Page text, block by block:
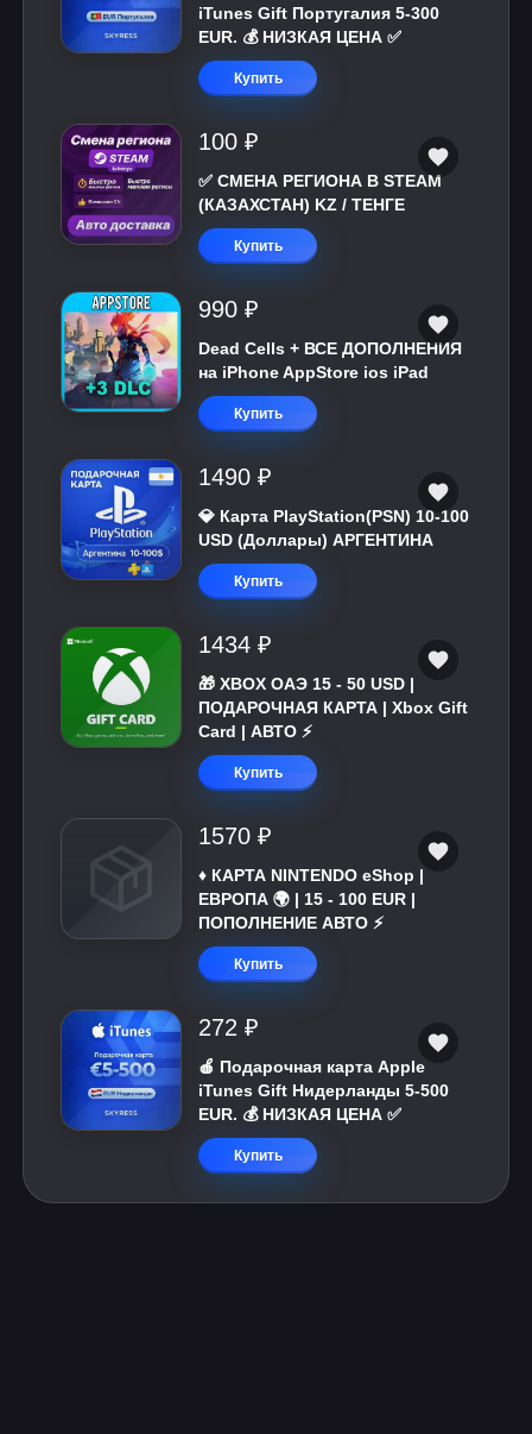
iTunes Gift Португалия 5-300
EUR. 💰 НИЗКАЯ ЦЕНА ✅
Купить
100 ₽
✅ СМЕНА РЕГИОНА В STEAM
(КАЗАХСТАН) KZ / ТЕНГЕ
Купить
990 ₽
Dead Cells + ВСЕ ДОПОЛНЕНИЯ
на iPhone AppStore ios iPad
Купить
1490 ₽
💎 Карта PlayStation(PSN) 10-100
USD (Доллары) АРГЕНТИНА
Купить
1434 ₽
🎁 XBOX ОАЭ 15 - 50 USD |
ПОДАРОЧНАЯ КАРТА | Xbox Gift
Card | АВТО ⚡
Купить
1570 ₽
♦️ КАРТА NINTENDO eShop |
ЕВРОПА 🌍 | 15 - 100 EUR |
ПОПОЛНЕНИЕ АВТО ⚡
Купить
272 ₽
🍎 Подарочная карта Apple
iTunes Gift Нидерланды 5-500
EUR. 💰 НИЗКАЯ ЦЕНА ✅
Купить